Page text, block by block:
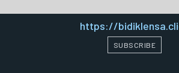
https://
SUBSCRIBE